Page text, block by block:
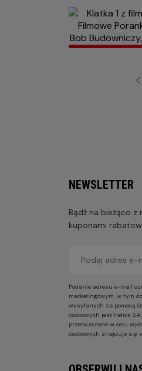
NEWSLETTER
Bądź na bieżąco
kuponami
Podanie adresu e-mail
marketingowym, w tym
wysyłanych za pomocą
osobowych jest Helios
przetwarzane w celu
osobowych znajduje się